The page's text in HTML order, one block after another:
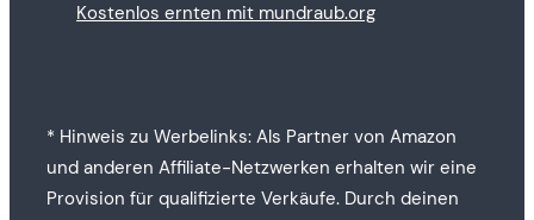
Kostenlos ernten mit mundraub.org
* Hinweis zu Werbelinks: Als Partner von Amazon
und anderen Affiliate-Netzwerken erhalten wir eine
Provision für qualifizierte Verkäufe. Durch deinen